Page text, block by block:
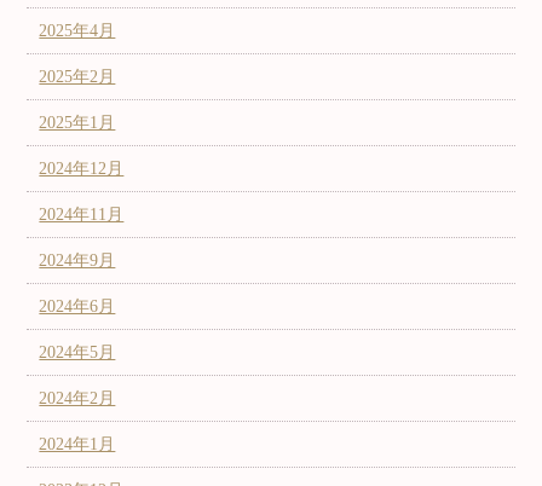
2025年4月
2025年2月
2025年1月
2024年12月
2024年11月
2024年9月
2024年6月
2024年5月
2024年2月
2024年1月